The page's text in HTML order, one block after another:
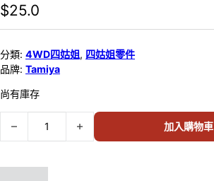
$25.0
分類: 4WD四姑姐, 四姑姐零件
品牌: Tamiya
尚有庫存
Tamiya Mass Damper Set (12C1) 15392 數量
加入購物車